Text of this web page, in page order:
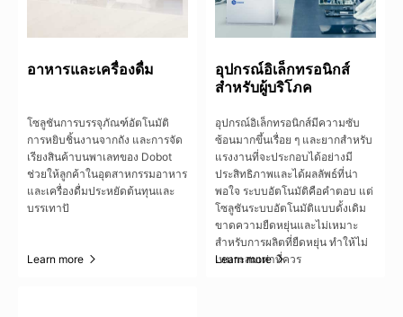
อาหารและเครื่องดื่ม
โซลูชันการบรรจุภัณฑ์อัตโนมัติ
การหยิบชิ้นงานจากถัง และการจัด
เรียงสินค้าบนพาเลทของ Dobot
ช่วยให้ลูกค้าในอุตสาหกรรมอาหาร
และเครื่องดื่มประหยัดต้นทุนและ
บรรเทาปั
Learn more
อุปกรณ์อิเล็กทรอนิกส์
สำหรับผู้บริโภค
อุปกรณ์อิเล็กทรอนิกส์มีความซับ
ซ้อนมากขึ้นเรื่อย ๆ และยากสำหรับ
แรงงานที่จะประกอบได้อย่างมี
ประสิทธิภาพและได้ผลลัพธ์ที่น่า
พอใจ ระบบอัตโนมัติคือคำตอบ แต่
โซลูชันระบบอัตโนมัติแบบดั้งเดิม
ขาดความยืดหยุ่นและไม่เหมาะ
สำหรับการผลิตที่ยืดหยุ่น ทำให้ไม่
เหมาะสมเท่าที่ควร
Learn more